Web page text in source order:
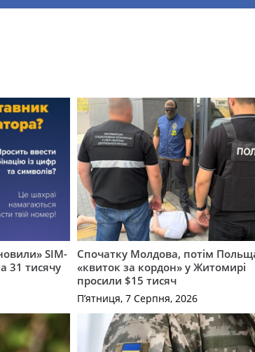
SIM-
31 тисячу
Спочатку Молдова, потім
«квиток за кордон» у Житомирі
просили $15 тисяч
П’ятниця, 7 Серпня, 2026